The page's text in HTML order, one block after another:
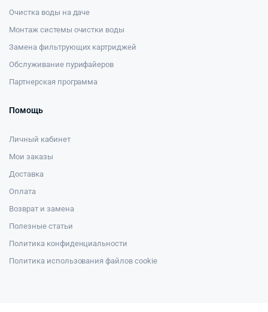
Очистка воды на даче
Монтаж системы очистки воды
Замена фильтрующих картриджей
Обслуживание пурифайеров
Партнерская программа
Помощь
Личный кабинет
Мои заказы
Доставка
Оплата
Возврат и замена
Полезные статьи
Политика конфиденциальности
Политика использования файлов cookie